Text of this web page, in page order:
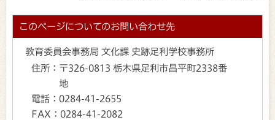
このページについてのお問い合わせ先
教育委員会事務局 文化課 史跡足利学校事務所
住所： 〒326-0813 栃木県足利市昌平町2338番
地
電話： 0284-41-2655
FAX： 0284-41-2082